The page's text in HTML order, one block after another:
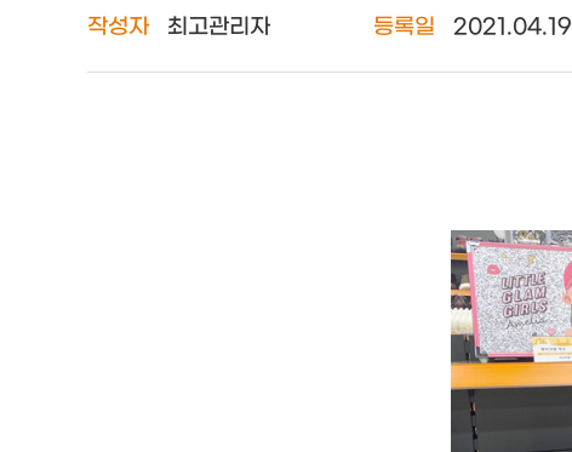
작성자 최고관리자 등록일 2021.04.19